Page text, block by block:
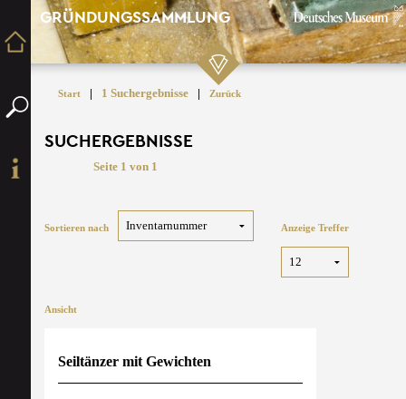
GRÜNDUNGSSAMMLUNG
Start | 1 Suchergebnisse | Zurück
SUCHERGEBNISSE
Seite 1 von 1
Sortieren nach Anzeige Treffer
Ansicht
Seiltänzer mit Gewichten